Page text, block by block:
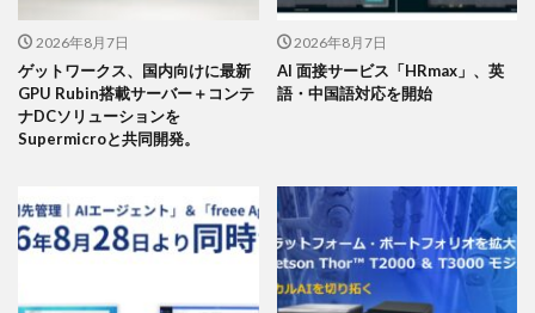
2026年8月7日
ゲットワークス、国内向けに最新
GPU Rubin搭載サーバー＋コンテ
ナDCソリューションを
Supermicroと共同開発。
2026年8月7日
AI 面接サービス「HRmax」、英
語・中国語対応を開始